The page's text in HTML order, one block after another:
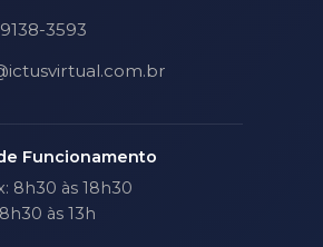
3593
Funcionamento
8h30 às 18h30
às 13h